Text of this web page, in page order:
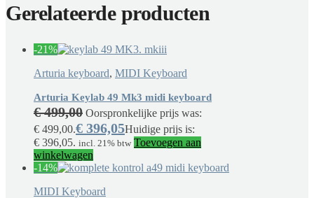
Gerelateerde producten
-21%
Arturia keyboard, MIDI Keyboard
Arturia Keylab 49 Mk3 midi keyboard
€499,00 Oorspronkelijke prijs was:
€ 499,00.€ 396,05Huidige prijs is:
€ 396,05. incl. 21% btw Toevoegen aan
winkelwagen
-14%
MIDI Keyboard